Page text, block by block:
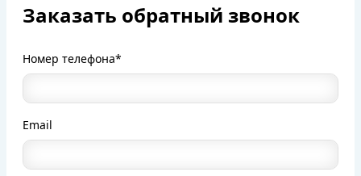
Заказать обратный звонок
Номер телефона*
Email